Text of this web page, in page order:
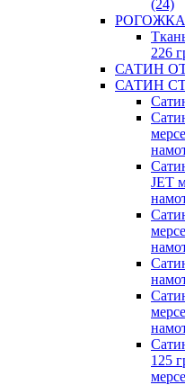
(24)
226
САТИН
САТИН
JET
125